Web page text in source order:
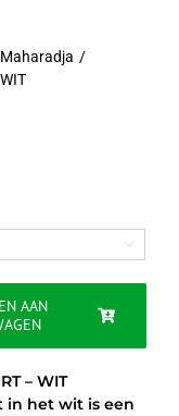

AAN
– WIT
in het wit is een